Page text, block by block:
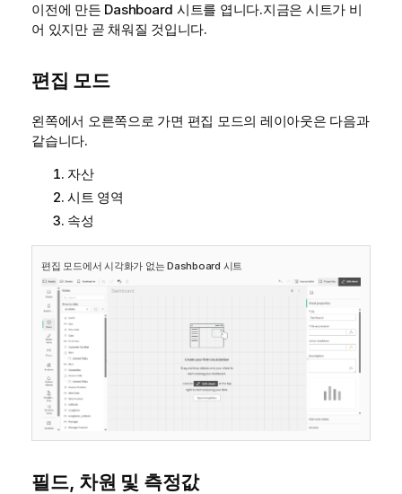
이전에 만든 Dashboard 시트를 엽니다.지금은 시트가 비
어 있지만 곧 채워질 것입니다.
편집 모드
왼쪽에서 오른쪽으로 가면 편집 모드의 레이아웃은 다음과
같습니다.
자산
시트 영역
속성
편집 모드에서 시각화가 없는Dashboard 시트
필드, 차원 및 측정값